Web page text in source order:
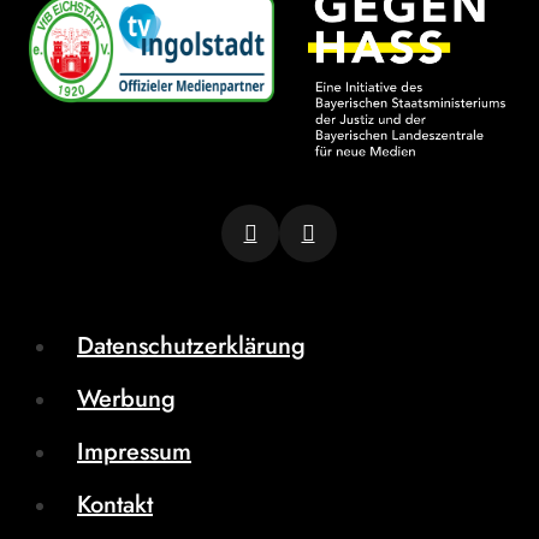
Datenschutzerklärung
Werbung
Impressum
Kontakt